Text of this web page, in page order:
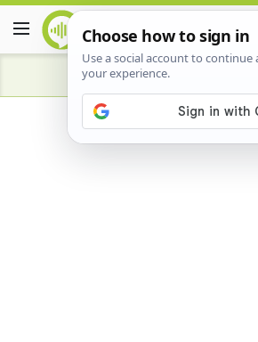
Advertisement